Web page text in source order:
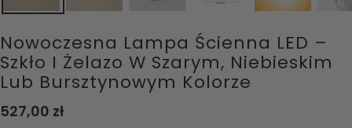
Nowoczesna Lampa Ścienna LED –
Szkło I Żelazo W Szarym, Niebieskim
Lub Bursztynowym Kolorze
Cena
527,00 zł